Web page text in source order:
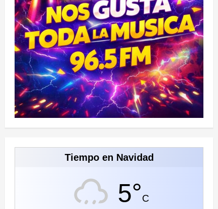
Tiempo en Navidad
5°C